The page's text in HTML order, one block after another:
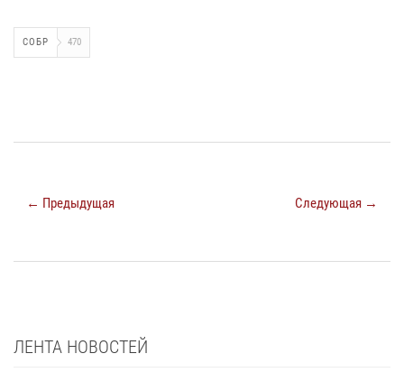
СОБР 470
← Предыдущая Следующая →
ЛЕНТА НОВОСТЕЙ